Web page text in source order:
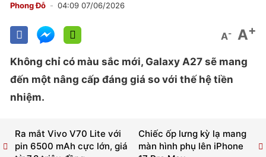
Phong Đỗ 04:09 07/06/2026
A- A+
Không chỉ có màu sắc mới, Galaxy A27 sẽ mang
đến một nâng cấp đáng giá so với thế hệ tiền
nhiệm.
Chiếc ốp lưng kỳ lạ mang
màn hình phụ lên iPhone
Ra mắt Vivo V70 Lite với
pin 6500 mAh cực lớn, giá